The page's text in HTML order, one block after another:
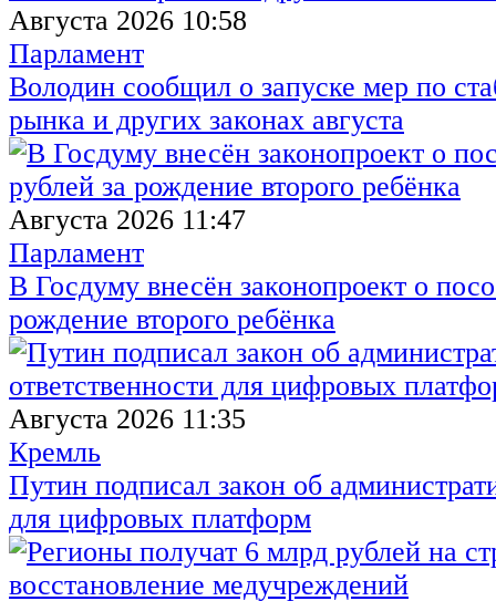
Августа 2026 10:58
Парламент
Володин сообщил о запуске мер по
рынка и других законах августа
Августа 2026 11:47
Парламент
В Госдуму внесён законопроект о
рождение второго ребёнка
Августа 2026 11:35
Кремль
Путин подписал закон об
для цифровых платформ